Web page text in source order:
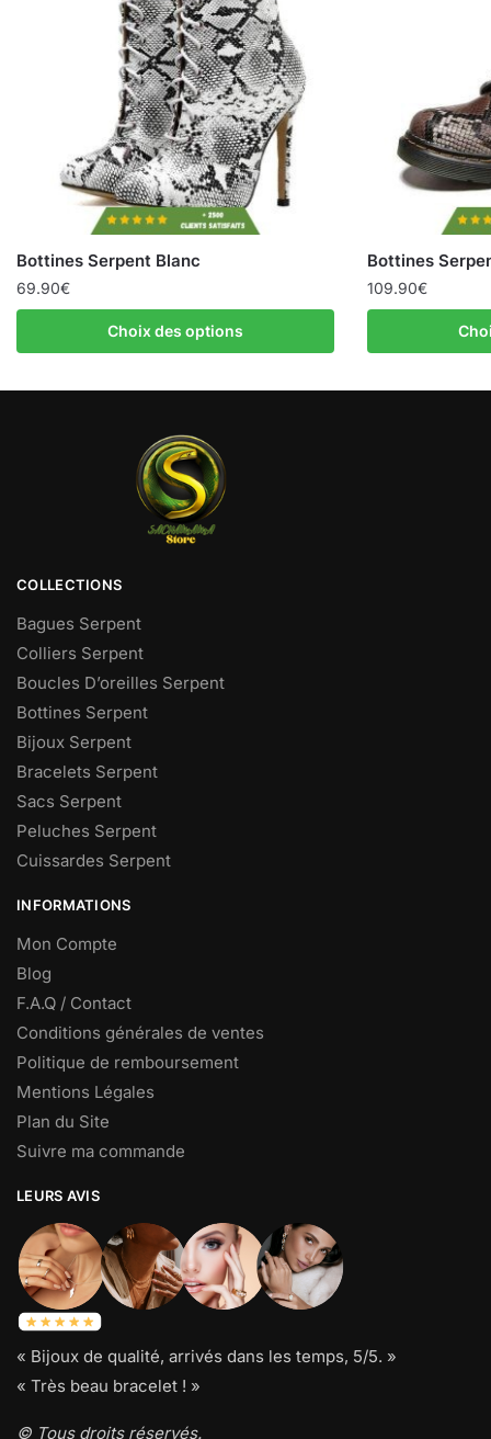
Bottines Serpent Blanc
69.90€
Choix des options
Bottines
109.90€
COLLECTIONS
Bagues Serpent
Colliers Serpent
Boucles D’oreilles Serpent
Bottines Serpent
Bijoux Serpent
Bracelets Serpent
Sacs Serpent
Peluches Serpent
Cuissardes Serpent
INFORMATIONS
Mon Compte
Blog
F.A.Q / Contact
Conditions générales de ventes
Politique de remboursement
Mentions Légales
Plan du Site
Suivre ma commande
LEURS AVIS
« Bijoux de qualité, arrivés dans les temps, 5/5. »
« Très beau bracelet ! »
© Tous droits réservés.